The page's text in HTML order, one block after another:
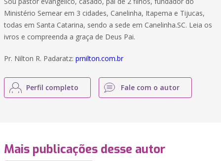
Ministério Semear em 3 cidades, Canelinha, Itapema e Tijucas,
todas em Santa Catarina, sendo a sede em Canelinha.SC. Leia os
ivros e compreenda a graça de Deus Pai.
Pr. Nilton R. Padaratz: prnilton.com.br
Perfil completo Fale com o autor
Mais publicações desse autor